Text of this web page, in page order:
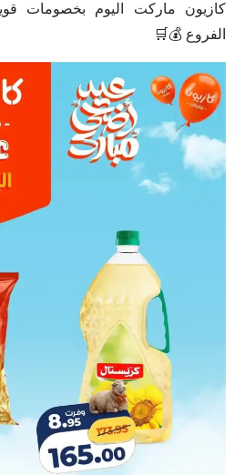
كازيون ماركت اليوم بخصومات
الفروع 💰🛒